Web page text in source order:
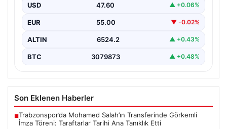
USD 47.60 ▲ +0.06%
EUR 55.00 ▼ -0.02%
ALTIN 6524.2 ▲ +0.43%
BTC 3079873 ▲ +0.48%
Son Eklenen Haberler
■Trabzonspor’da Mohamed Salah’ın Transferinde Görkemli
İmza Töreni: Taraftarlar Tarihi Ana Tanıklık Etti